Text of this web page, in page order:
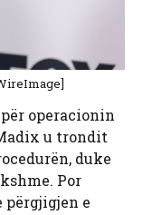
operacionin
u trondit
duke
Por
e